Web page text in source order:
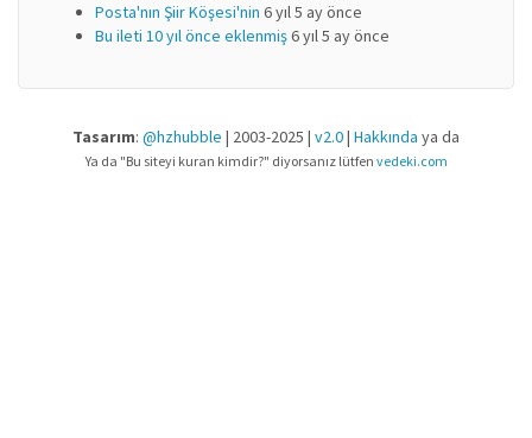
Posta'nın Şiir Köşesi'nin 6 yıl 5 ay önce
Bu ileti 10 yıl önce eklenmiş6 yıl 5 ay önce
Tasarım: @hzhubble | 2003-2025 | v2.0| Hakkında ya da
Ya da "Bu siteyi kuran kimdir?" diyorsanız lütfen vedeki.com